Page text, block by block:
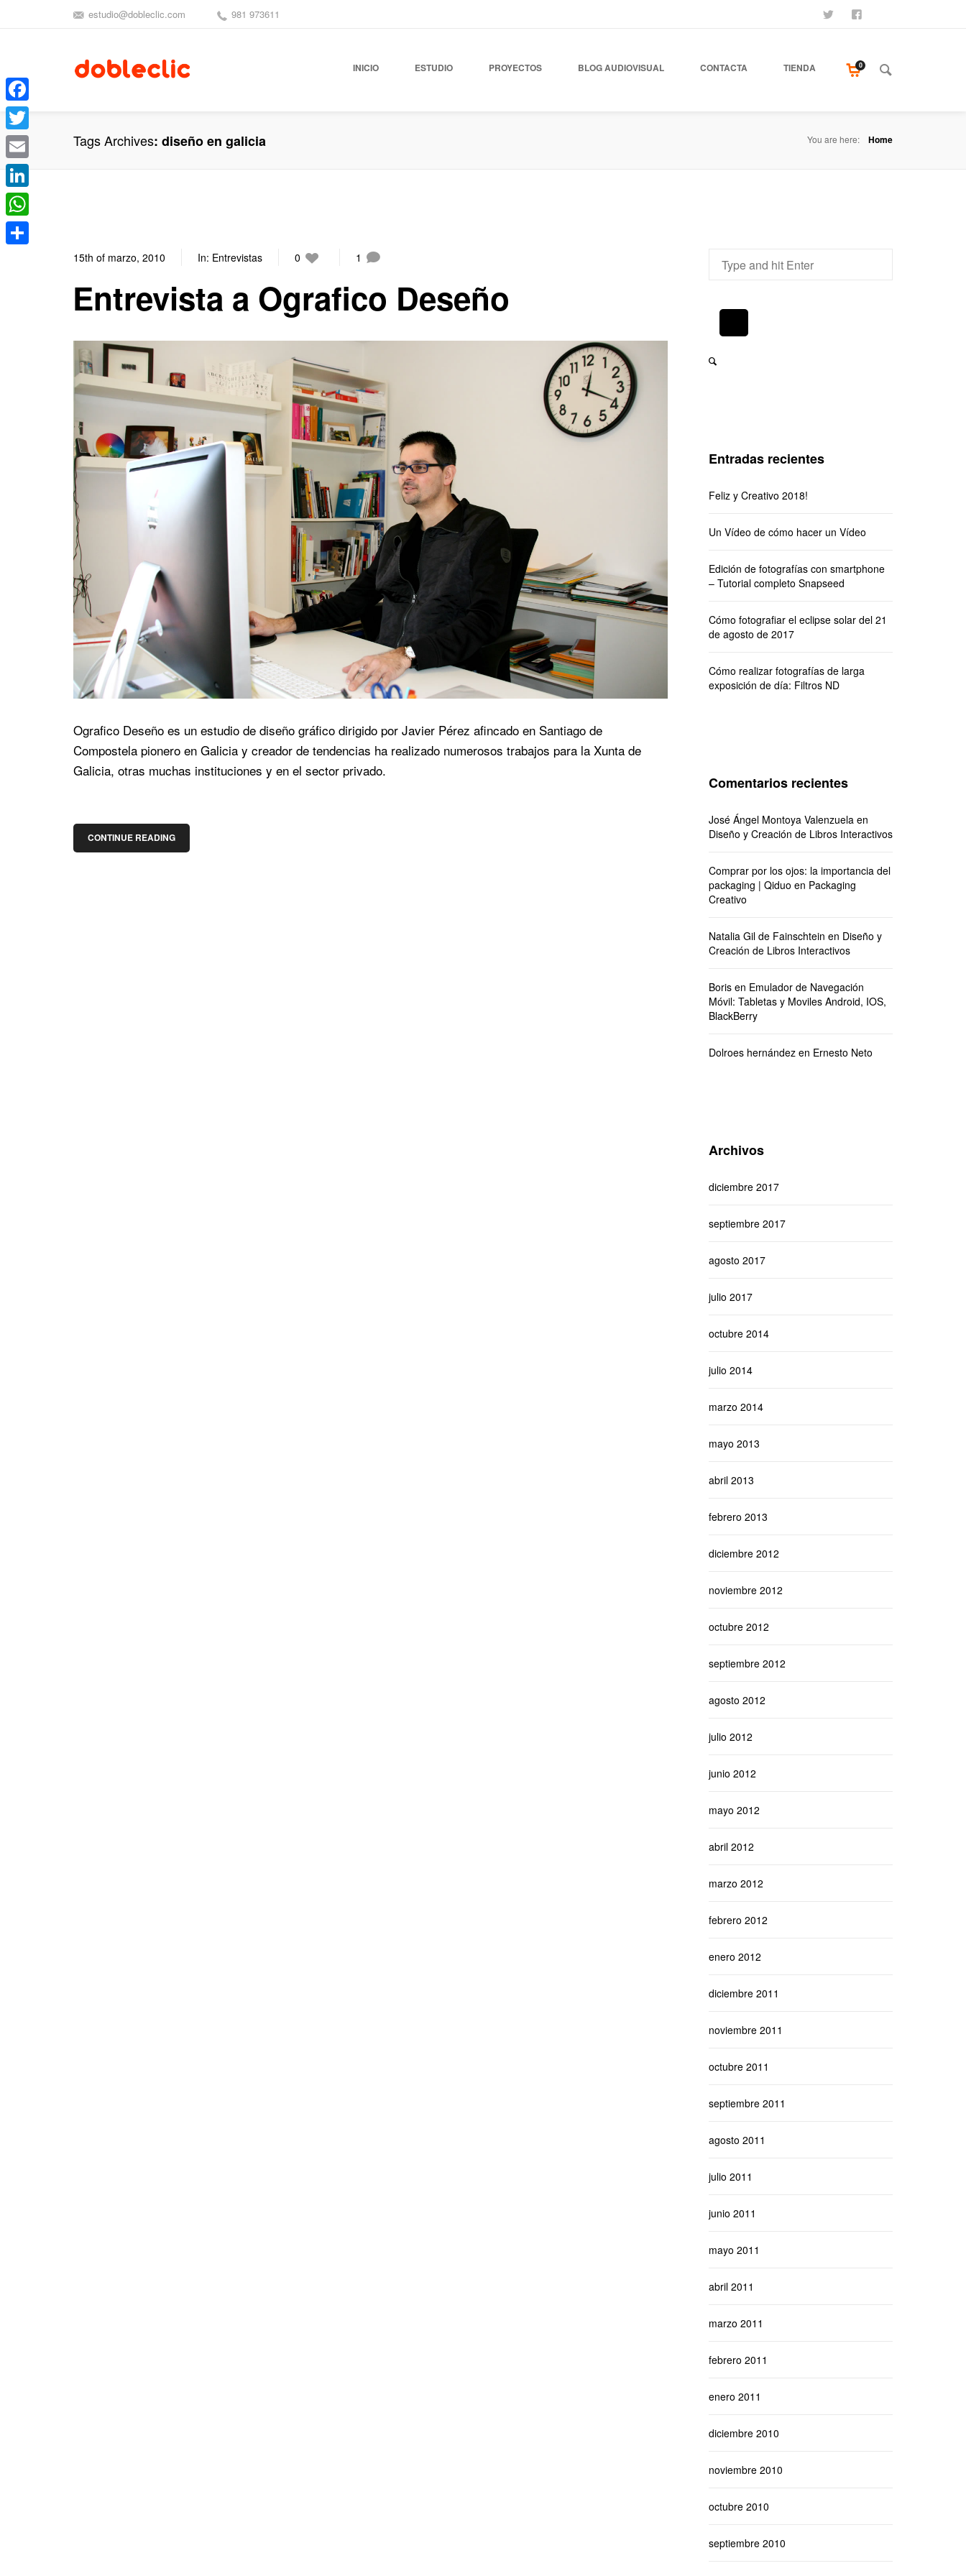
estudio@dobleclic.com 981 973611 SÍGUENOS
INICIO ESTUDIO PROYECTOS BLOG AUDIOVISUAL CONTACTA TIENDA 0
Tags Archives diseño en galicia You are here: Home
15th of marzo, 2010 In: Entrevistas 0 1
Entrevista a Ografico Deseño
Ografico Deseño es un estudio de diseño gráfico dirigido por Javier Pérez afincado en Santiago de
Compostela pionero en Galicia y creador de tendencias ha realizado numerosos trabajos para la Xunta de
Galicia, otras muchas instituciones y en el sector privado.
CONTINUE READING
Entradas recientes
Feliz y Creativo 2018!
Un Vídeo de cómo hacer un Vídeo
Edición de fotografías con smartphone
– Tutorial completo Snapseed
Cómo fotografiar el eclipse solar del 21
de agosto de 2017
Cómo realizar fotografías de larga
exposición de día: Filtros ND
Comentarios recientes
José Ángel Montoya Valenzuelaen
Diseño y Creación de Libros Interactivos
Comprar por los ojos: la importancia del
packaging | Qiduo en Packaging
Creativo
Natalia Gil de Fainschtein en Diseño y
Creación de Libros Interactivos
Borisen Emulador de Navegación
Móvil: Tabletas y Moviles Android, IOS,
BlackBerry
Dolroes hernándezen Ernesto Neto
Archivos
diciembre 2017
septiembre 2017
agosto 2017
julio 2017
octubre 2014
julio 2014
marzo 2014
mayo 2013
abril 2013
febrero 2013
diciembre 2012
noviembre 2012
octubre 2012
septiembre 2012
agosto 2012
julio 2012
junio 2012
mayo 2012
abril 2012
marzo 2012
febrero 2012
enero 2012
diciembre 2011
noviembre 2011
octubre 2011
septiembre 2011
agosto 2011
julio 2011
junio 2011
mayo 2011
abril 2011
marzo 2011
febrero 2011
enero 2011
diciembre 2010
noviembre 2010
octubre 2010
septiembre 2010
Facebook
Twitter
Email
LinkedIn
WhatsApp